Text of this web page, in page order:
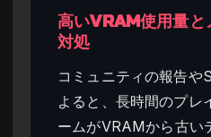
高いVRAM使用量と
対処
コミュニティの報告や
よると、長時間のプレ
ームがVRAMから古い